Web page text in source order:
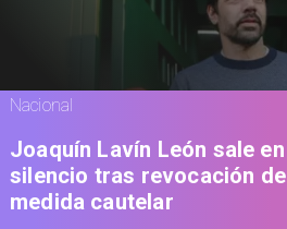
Nacional
Joaquín Lavín León sale en
silencio tras revocación de
medida cautelar